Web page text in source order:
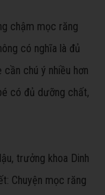
chậm mọc răng
có nghĩa là đủ
chú ý nhiều hơn
có đủ dưỡng chất,
trưởng khoa Dinh
Chuyện mọc răng